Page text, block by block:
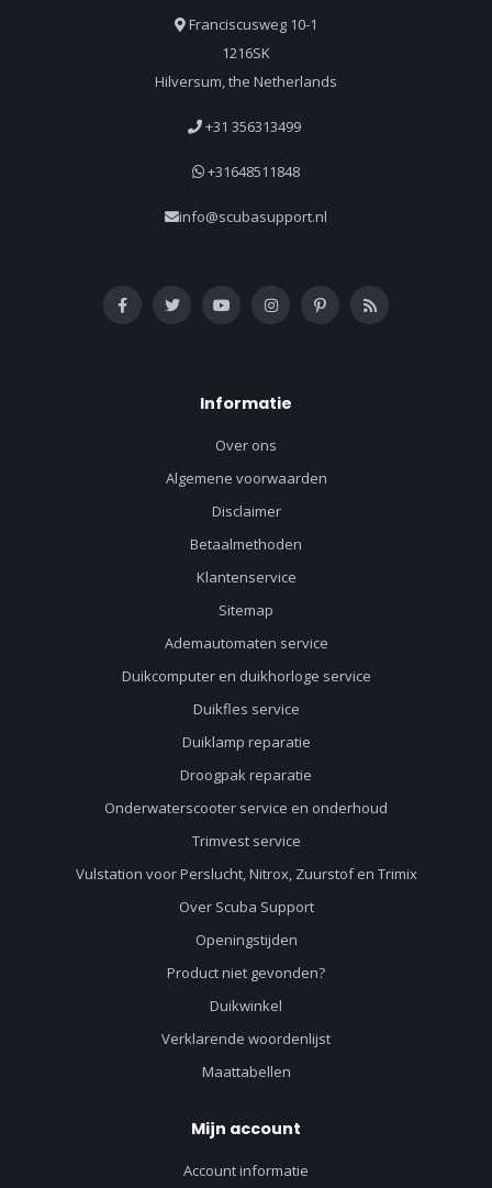
Franciscusweg 10-1
1216SK
Hilversum, the Netherlands
+31 356313499
+31648511848
info@scubasupport.nl
Informatie
Over ons
Algemene voorwaarden
Disclaimer
Betaalmethoden
Klantenservice
Sitemap
Ademautomaten service
Duikcomputer en duikhorloge service
Duikfles service
Duiklamp reparatie
Droogpak reparatie
Onderwaterscooter service en onderhoud
Trimvest service
Vulstation voor Perslucht, Nitrox, Zuurstof en Trimix
Over Scuba Support
Openingstijden
Product niet gevonden?
Duikwinkel
Verklarende woordenlijst
Maattabellen
Mijn account
Account informatie